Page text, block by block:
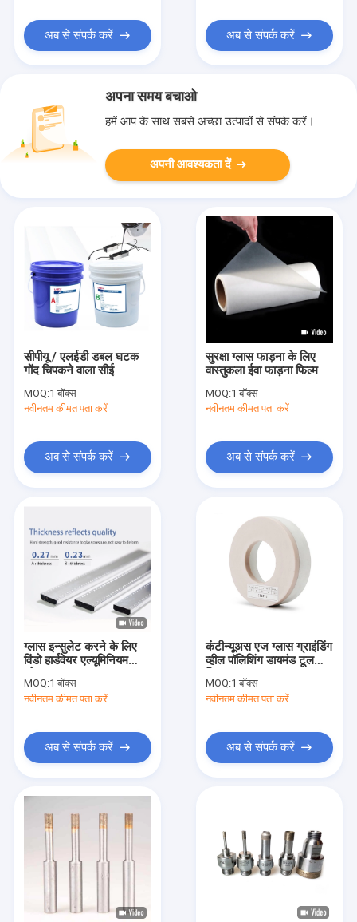
उत्पादों
हमारे बारे में
कारखाना भ्रमण
अब से संपर्क करें अब से संपर्क करें
अपना समय बचाओ
हमें आप के साथ सबसे अच्छा उत्पादों से संपर्क करें।
अपनी आवश्यकता दें
सीपीयू / एलईडी डबल घटक
गोंद चिपकने वाला सीई
MOQ:1 बॉक्स
नवीनतम कीमत पता करें
अब से संपर्क करें
सुरक्षा ग्लास फाड़ना के लिए
वास्तुकला ईवा फाड़ना फिल्म
MOQ:1 बॉक्स
नवीनतम कीमत पता करें
अब से संपर्क करें
ग्लास इन्सुलेट करने के लिए
विंडो हार्डवेयर एल्यूमिनियम
MOQ:1 बॉक्स
नवीनतम कीमत पता करें
अब से संपर्क करें
कंटीन्यूअस एज ग्लास ग्राइंडिंग
व्हील पॉलिशिंग डायमंड टूल
MOQ:1 बॉक्स
नवीनतम कीमत पता करें
अब से संपर्क करें